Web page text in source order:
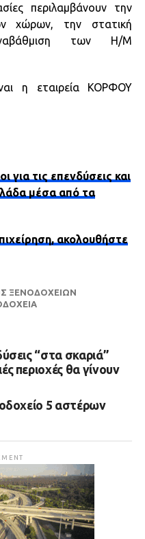
περιλαμβάνουν την
χώρων, την στατική
των Η/Μ
η εταιρεία ΚΟΡΦΟΥ
για τις επενδύσεις και
μέσα από τα
ακολουθήστε
ΞΕΝΟΔΟΧΕΊΩΝ
“στα σκαριά”
περιοχές θα γίνουν
5 αστέρων